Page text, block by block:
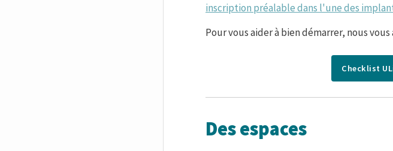
inscription préalable dans l'une des
Pour vous aider à bien démarrer, nous
Checklist
Des espaces